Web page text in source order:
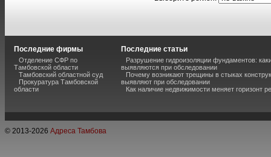
Последние фирмы
Отделение СФР по
Тамбовской области
Тамбовский областной суд
Прокуратура Тамбовской
области
Последние статьи
Разрушение гидроизоляции фундаментов:
выявляются при обследовании
Почему возникают трещины в стыках
выявляют при обследовании
Как наличие недвижимости меняет горизонт
© 2013-2026 Адреса Тамбова